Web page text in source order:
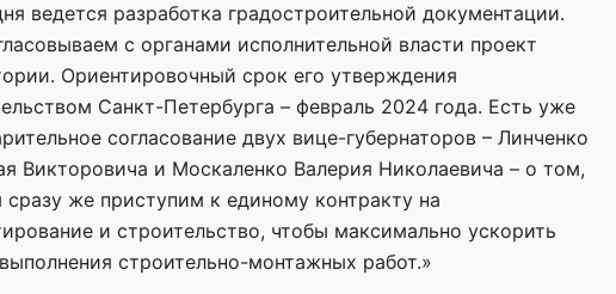
ведется разработка градостроительной документации.
с органами исполнительной власти проект
Ориентировочный срок его утверждения
Санкт-Петербурга – февраль 2024 года. Есть уже
согласование двух вице-губернаторов – Линченко
Викторовича и Москаленко Валерия Николаевича – о том,
же приступим к единому контракту на
и строительство, чтобы максимально ускорить
строительно-монтажных работ.»